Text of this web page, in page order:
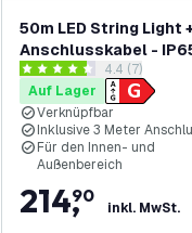
hinzufügen
50m LED String Light
Anschlusskabel -
Verknüpfbar - inkl. 50
4.4 Bewertungssterne
4.4 (7)
Auf Lager
Verknüpfbar
Inklusive 3 Meter
Für den Innen- und
Außenbereich
214,
90
inkl. MwSt.